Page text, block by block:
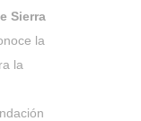
Sierra
la
la